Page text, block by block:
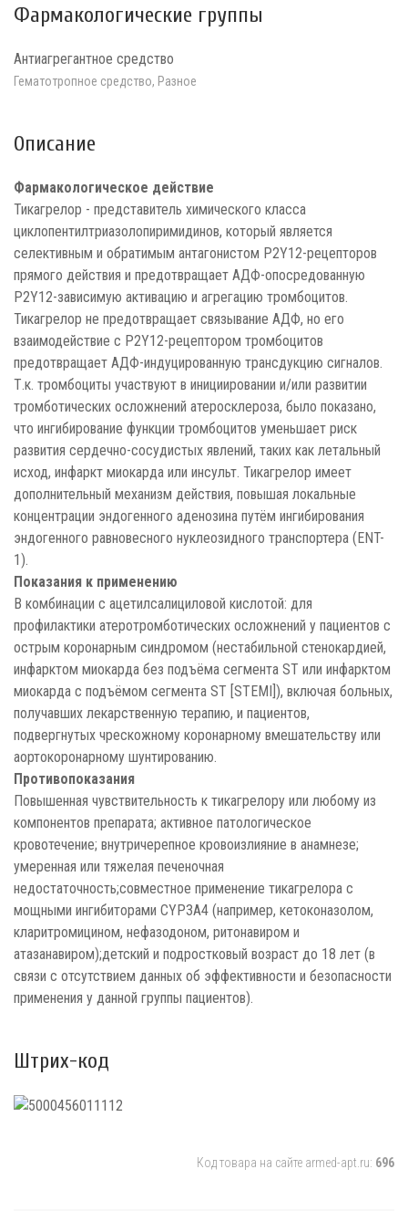
Фармакологические группы
Антиагрегантное средство
Гематотропное средство, Разное
Описание
Фармакологическое действие
Тикагрелор - представитель химического класса
циклопентилтриазолопиримидинов, который является
селективным и обратимым антагонистом Р2Y12-рецепторов
прямого действия и предотвращает АДФ-опосредованную
Р2Y12-зависимую активацию и агрегацию тромбоцитов.
Тикагрелор не предотвращает связывание АДФ, но его
взаимодействие с Р2Y12-рецептором тромбоцитов
предотвращает АДФ-индуцированную трансдукцию сигналов.
Т.к. тромбоциты участвуют в инициировании и/или развитии
тромботических осложнений атеросклероза, было показано,
что ингибирование функции тромбоцитов уменьшает риск
развития сердечно-сосудистых явлений, таких как летальный
исход, инфаркт миокарда или инсульт. Тикагрелор имеет
дополнительный механизм действия, повышая локальные
концентрации эндогенного аденозина путём ингибирования
эндогенного равновесного нуклеозидного транспортера (ENT-
1).
Показания к применению
В комбинации с ацетилсалициловой кислотой: для
профилактики атеротромботических осложнений у пациентов с
острым коронарным синдромом (нестабильной стенокардией,
инфарктом миокарда без подъёма сегмента ST или инфарктом
миокарда с подъёмом сегмента ST [STEMI]), включая больных,
получавших лекарственную терапию, и пациентов,
подвергнутых чреcкожному коронарному вмешательству или
аортокоронарному шунтированию.
Противопоказания
Повышенная чувствительность к тикагрелору или любому из
компонентов препарата; активное патологическое
кровотечение; внутричерепное кровоизлияние в анамнезе;
умеренная или тяжелая печеночная
недостаточность;совместное применение тикагрелора с
мощными ингибиторами CYP3A4 (например, кетоконазолом,
кларитромицином, нефазодоном, ритонавиром и
атазанавиром);детский и подростковый возраст до 18 лет (в
связи с отсутствием данных об эффективности и безопасности
применения у данной группы пациентов).
Штрих-код
Код товара на сайте armed-apt.ru: 696